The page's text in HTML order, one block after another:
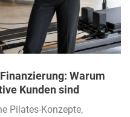
Warum
Kunden sind
Pilates-Konzepte,